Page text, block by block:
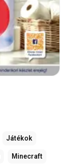
Játékok
Minecraft